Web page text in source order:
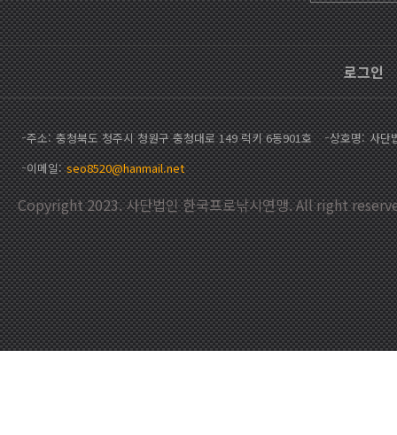
로그인
주소 충청북도 청주시 청원구 충청대로 149 럭키 6동901호 상호명 사단
이메일 seo8520@hanmail.net
Copyright 2023. 사단법인 한국프로낚시연맹. All right